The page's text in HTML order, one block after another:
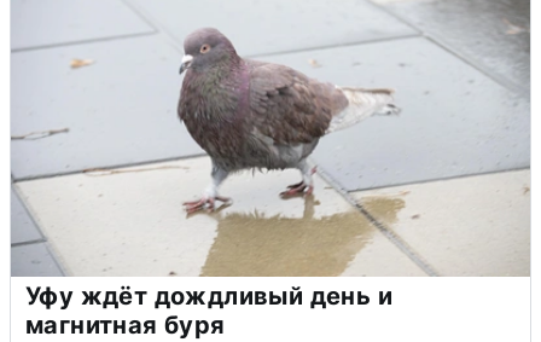
Уфу ждёт дождливый день и
магнитная буря